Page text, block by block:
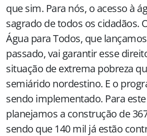
que sim. Para nós, o acesso à
sagrado de todos os cidadãos.
Água para Todos, que
passado, vai garantir esse
situação de extrema pobreza
semiárido nordestino. E o
sendo implementado. Para
planejamos a construção de
sendo que 140 mil já estão